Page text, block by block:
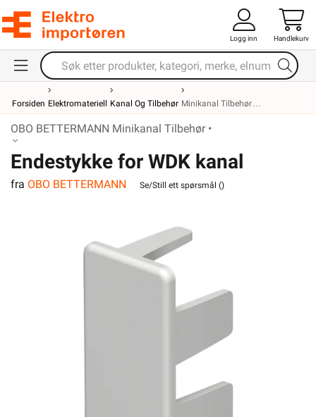
Logg inn Handlekurv
Forsiden Elektromateriell Kanal Og Tilbehør Minikanal Tilbehør
OBO BETTERMANN Minikanal Tilbehør •
Endestykke for WDK kanal
15040RW
fra OBO BETTERMANN Se/Still ett spørsmål ()